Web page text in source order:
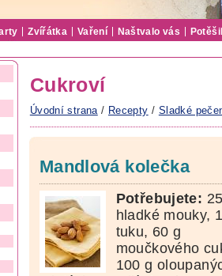
Zvířátka Vaření Naštvalo vás
Cukroví
Úvodní strana / Recepty / Sladké
Mandlová kolečka
Potřebujete:
hladké mouky,
tuku, 60 g
moučkového
100 g